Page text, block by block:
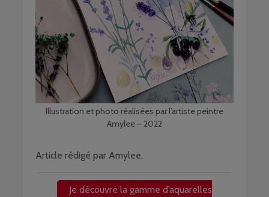
Illustration et photo réalisées par l’artiste peintre
Amylee – 2022
Article rédigé par Amylee.
Je découvre la gamme d’aquarelles